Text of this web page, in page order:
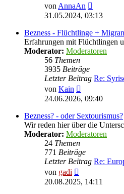
von AnnaAn
Beitrag
31.05.2024, 03:13
Bezness - Flüchtlinge +
Erfahrungen mit Flüchtlingen
Moderator: Moderatoren
56 Themen
3935 Beiträge
Letzter Beitrag Re:
von Kain
Beitrag
24.06.2026, 09:40
Bezness? - oder Sextourismus?
Wir reden hier über die
Moderator: Moderatoren
24 Themen
771 Beiträge
Letzter Beitrag Re:
von gadi
Beitrag
20.08.2025, 14:11